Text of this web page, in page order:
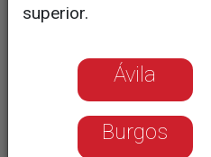
superior.
Ávila
Burgos